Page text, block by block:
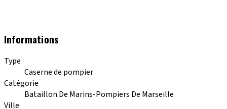
Informations
Type
Caserne de pompier
Catégorie
Bataillon De Marins-Pompiers De Marseille
Ville